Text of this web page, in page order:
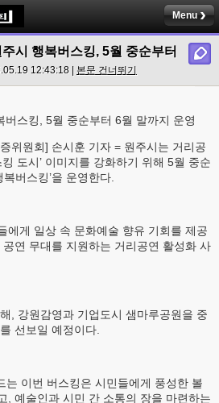
Menu
주시 행복버스킹, 5월 중순부터
12:43:18 | 본문 건너뛰기
버스킹, 5월 중순부터 6월 말까지 운영
위원회] 손시훈 기자 = 원주시는 거리공
도시’ 이미지를 강화하기 위해 5월 중순
버스킹’을 운영한다.
에게 일상 속 문화예술 향유 기회를 제공
연 무대를 지원하는 거리공연 활성화 사
, 강원감영과 기업도시 샘마루공원을 중
선보일 예정이다.
는 이번 버스킹은 시민들에게 풍성한 볼
, 예술인과 시민 간 소통의 장을 마련하는